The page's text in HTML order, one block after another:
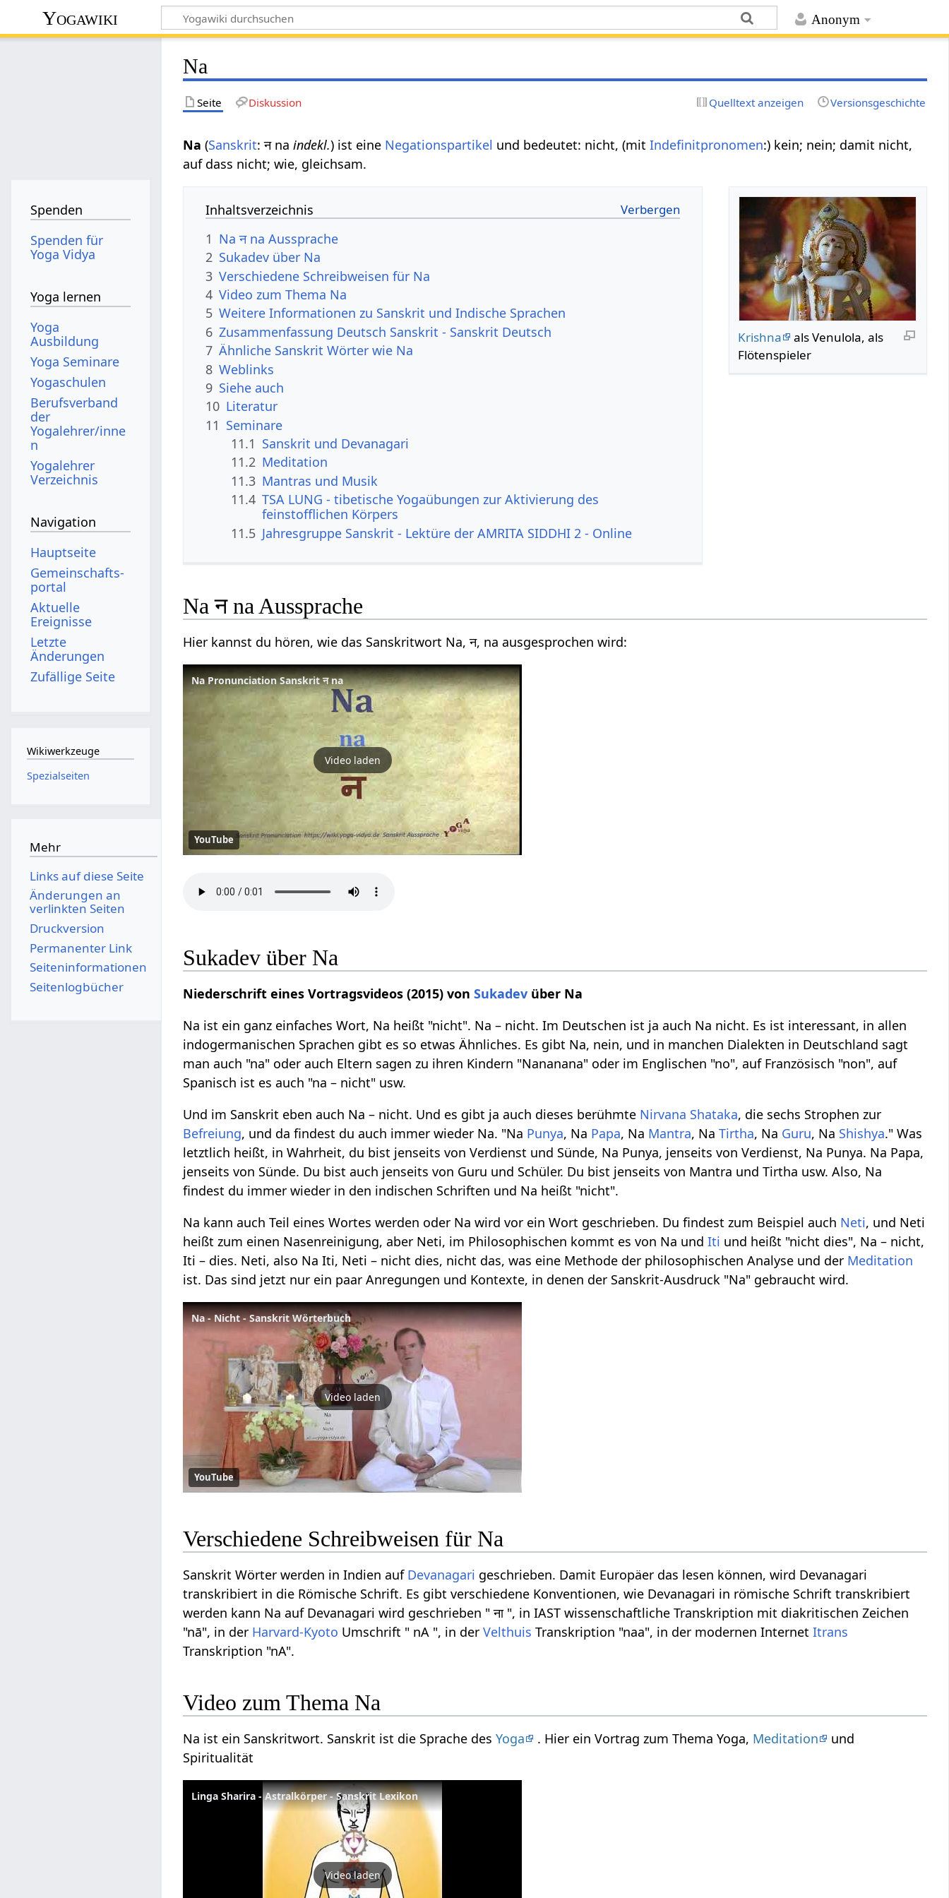
Anonym
Yogawiki
Na
Seite Diskussion Quelltext anzeigen Versionsgeschichte
Na (Sanskrit: न naindekl.) ist eine Negationspartikel und bedeutet: nicht, (mitIndefinitpronomen:) kein; nein; damit nicht,
auf dass nicht; wie, gleichsam.
Krishna
als Venulola, als
Flötenspieler
Inhaltsverzeichnis
1 Na न na Aussprache
2 Sukadev über Na
3 Verschiedene Schreibweisen für Na
4 Video zum Thema Na
5 Weitere Informationen zu Sanskrit und Indische Sprachen
6 Zusammenfassung Deutsch Sanskrit - Sanskrit Deutsch
7 Ähnliche Sanskrit Wörter wie Na
8 Weblinks
9 Siehe auch
10 Literatur
11 Seminare
11.1 Sanskrit und Devanagari
11.2 Meditation
11.3 Mantras und Musik
11.4 TSA LUNG - tibetische Yogaübungen zur Aktivierung des
feinstofflichen Körpers
11.5 Jahresgruppe Sanskrit - Lektüre der AMRITA SIDDHI 2 - Online
Na न na Aussprache
Hier kannst du hören, wie das Sanskritwort Na, न, na ausgesprochen wird:
Na Pronunciation Sanskrit न na
Video laden
YouTube
Sukadev über Na
Niederschrift eines Vortragsvideos (2015) vonSukadev über Na
Na ist ein ganz einfaches Wort, Na heißt "nicht". Na – nicht. Im Deutschen ist ja auch Na nicht. Es ist interessant, in allen
indogermanischen Sprachen gibt es so etwas Ähnliches. Es gibt Na, nein, und in manchen Dialekten in Deutschland sagt
man auch "na" oder auch Eltern sagen zu ihren Kindern "Nananana" oder im Englischen "no", auf Französisch "non", auf
Spanisch ist es auch "na – nicht" usw.
Und im Sanskrit eben auch Na – nicht. Und es gibt ja auch dieses berühmte Nirvana Shataka, die sechs Strophen zur
Befreiung, und da findest du auch immer wieder Na. "Na Punya, Na Papa, Na Mantra, NaTirtha, Na Guru, Na Shishya." Was
letztlich heißt, in Wahrheit, du bist jenseits von Verdienst und Sünde, Na Punya, jenseits von Verdienst, Na Punya. Na Papa,
jenseits von Sünde. Du bist auch jenseits von Guru und Schüler. Du bist jenseits von Mantra und Tirtha usw. Also, Na
findest du immer wieder in den indischen Schriften und Na heißt "nicht".
Na kann auch Teil eines Wortes werden oder Na wird vor ein Wort geschrieben. Du findest zum Beispiel auch Neti, und Neti
heißt zum einen Nasenreinigung, aber Neti, im Philosophischen kommt es von Na undIti und heißt "nicht dies", Na – nicht,
Iti – dies. Neti, also Na Iti, Neti – nicht dies, nicht das, was eine Methode der philosophischen Analyse und der Meditation
ist. Das sind jetzt nur ein paar Anregungen und Kontexte, in denen der Sanskrit-Ausdruck "Na" gebraucht wird.
Na - Nicht - Sanskrit Wörterbuch
Video laden
YouTube
Verschiedene Schreibweisen für Na
Sanskrit Wörter werden in Indien auf Devanagari geschrieben. Damit Europäer das lesen können, wird Devanagari
transkribiert in die Römische Schrift. Es gibt verschiedene Konventionen, wie Devanagari in römische Schrift transkribiert
werden kann Na auf Devanagari wird geschrieben " ना ", in IAST wissenschaftliche Transkription mit diakritischen Zeichen
"nā", in der Harvard-Kyoto Umschrift " nA ", in derVelthuis Transkription "naa", in der modernen InternetItrans
Transkription "nA".
Video zum Thema Na
Na ist ein Sanskritwort. Sanskrit ist die Sprache desYoga . Hier ein Vortrag zum Thema Yoga, Meditation
und
Spiritualität
Linga Sharira - Astralkörper - Sanskrit Lexikon
Video laden
Spenden
Spenden für
Yoga Vidya
Yoga lernen
Yoga
Ausbildung
Yoga Seminare
Yogaschulen
Berufsverband
der
Yogalehrer/inne
n
Yogalehrer
Verzeichnis
Navigation
Hauptseite
Gemeinschafts­
portal
Aktuelle
Ereignisse
Letzte
Änderungen
Zufällige Seite
Wikiwerkzeuge
Spezialseiten
Mehr
Links auf diese Seite
Änderungen an
verlinkten Seiten
Druckversion
Permanenter Link
Seiten­­informationen
Seitenlogbücher